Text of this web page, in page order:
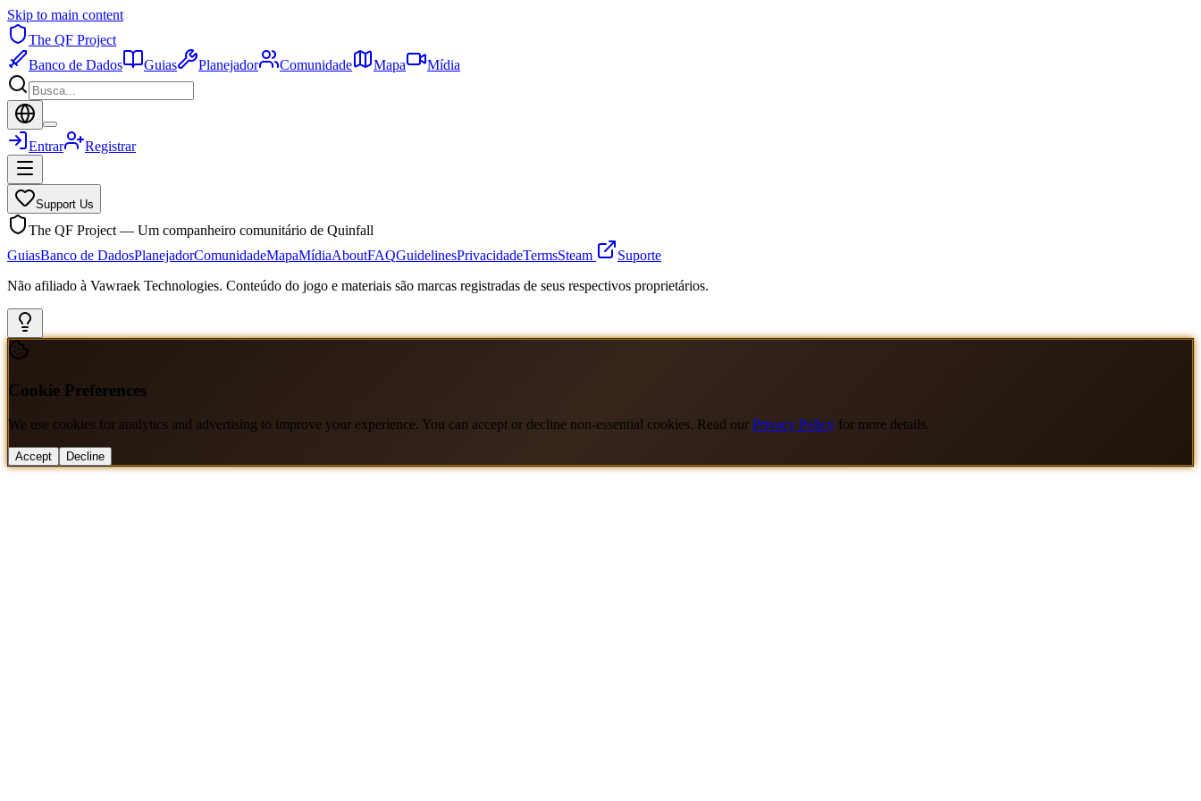
Skip to main content
The QF Project
Banco de Dados
Guias Planejador Comunidade Mapa Mídia
Entrar Registrar
Support Us
The QF Project — Um companheiro comunitário de Quinfall
GuiasBanco de DadosPlanejadorComunidadeMapaMídiaAboutFAQGuidelinesPrivacidadeTermsSteam
Suporte
Não afiliado à Vawraek Technologies. Conteúdo do jogo e materiais são marcas registradas de seus respectivos proprietários.
Cookie Preferences
We use cookies for analytics and advertising to improve your experience. You can accept or decline non-essential cookies. Read our Privacy Policy for more details.
Accept Decline